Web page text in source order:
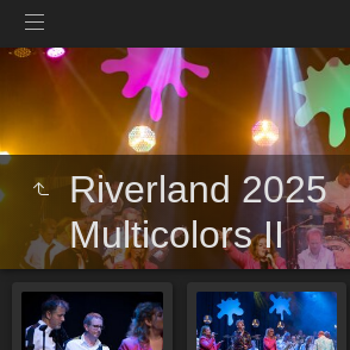
Riverland 2025
Multicolors II